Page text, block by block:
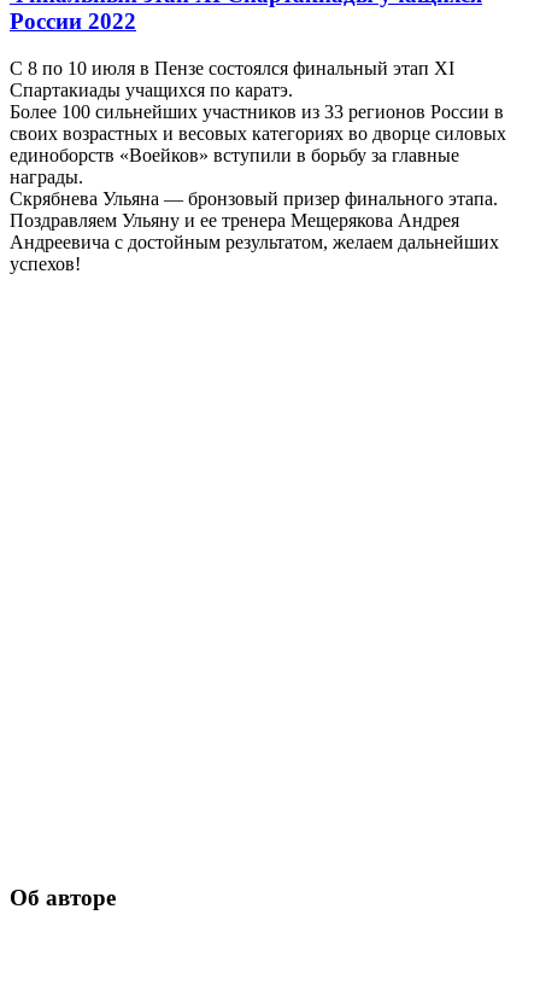
России 2022
С 8 по 10 июля в Пензе состоялся финальный этап XI
Спартакиады учащихся по каратэ.
Более 100 сильнейших участников из 33 регионов России в
своих возрастных и весовых категориях во дворце силовых
единоборств «Воейков» вступили в борьбу за главные
награды.
Скрябнева Ульяна — бронзовый призер финального этапа.
Поздравляем Ульяну и ее тренера Мещерякова Андрея
Андреевича с достойным результатом, желаем дальнейших
успехов!
Об авторе